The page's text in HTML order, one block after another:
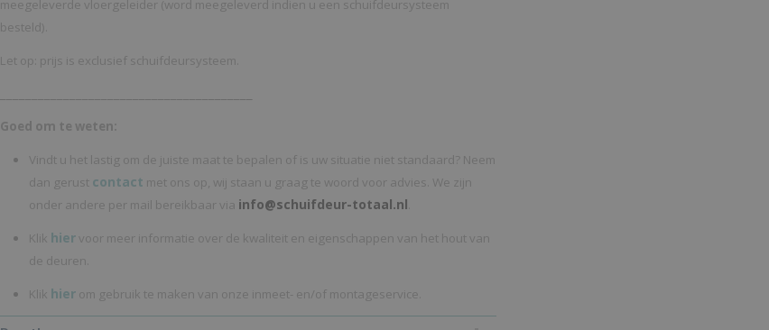
meegeleverde vloergeleider (word meegeleverd indien u een schuifdeursysteem
besteld).
Let op: prijs is exclusief schuifdeursysteem.
Goed om te weten:
Vindt u het lastig om de juiste maat te bepalen of is uw situatie niet standaard? Neem
dan gerust contact met ons op, wij staan u graag te woord voor advies. We zijn
onder andere per mail bereikbaar via info@schuifdeur-totaal.nl
Klik hier voor meer informatie over de kwaliteit en eigenschappen van het hout van
de deuren.
Klik hier om gebruik te maken van onze inmeet- en/of montageservice.